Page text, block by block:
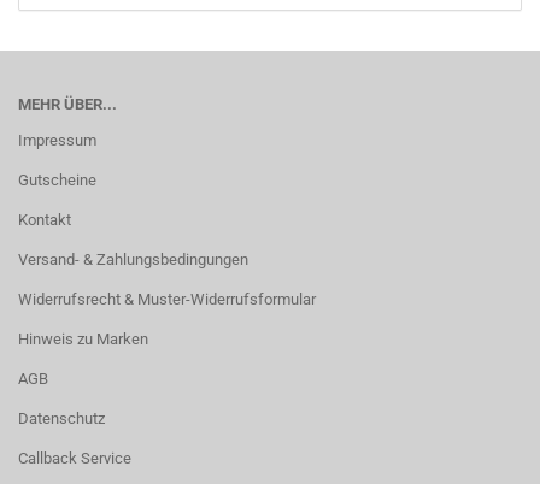
MEHR ÜBER...
Impressum
Gutscheine
Kontakt
Versand- & Zahlungsbedingungen
Widerrufsrecht & Muster-Widerrufsformular
Hinweis zu Marken
AGB
Datenschutz
Callback Service